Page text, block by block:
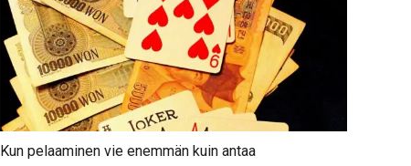
Kun pelaaminen vie enemmän kuin antaa